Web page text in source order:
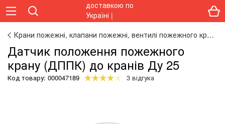
Крани пожежні, клапани пожежні, вентилі пожежного крана
Датчик положення пожежного
крану (ДППК) до кранів Ду 25
Код товару: 000047189 3 відгука